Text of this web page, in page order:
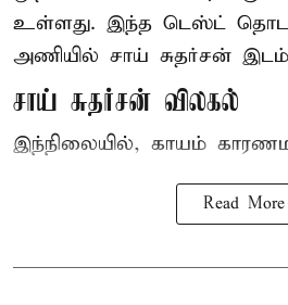
உள்ளது. இந்த டெஸ்ட்
அணியில் சாய் சுதர்சன்
சாய் சுதர்சன் விலகல்
இந்நிலையில், காயம்
Read More